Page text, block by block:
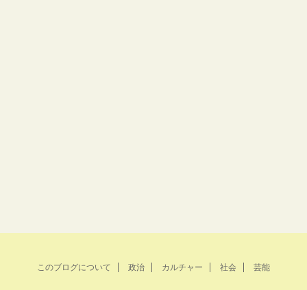
このブログについて 政治 カルチャー 社会 芸能